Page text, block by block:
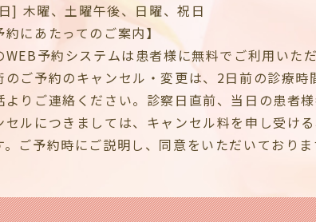
] 木曜、土曜午後、日曜、祝日
約にあたってのご案内】
WEB予約システムは患者様に無料でご利用いた
のご予約のキャンセル・変更は、2日前の診療時
よりご連絡ください。診察日直前、当日の患者
セルにつきましては、キャンセル料を申し受け
。ご予約時にご説明し、同意をいただいておりま